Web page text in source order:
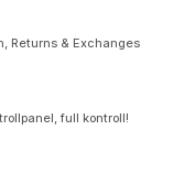
Returns & Exchanges
full kontroll!